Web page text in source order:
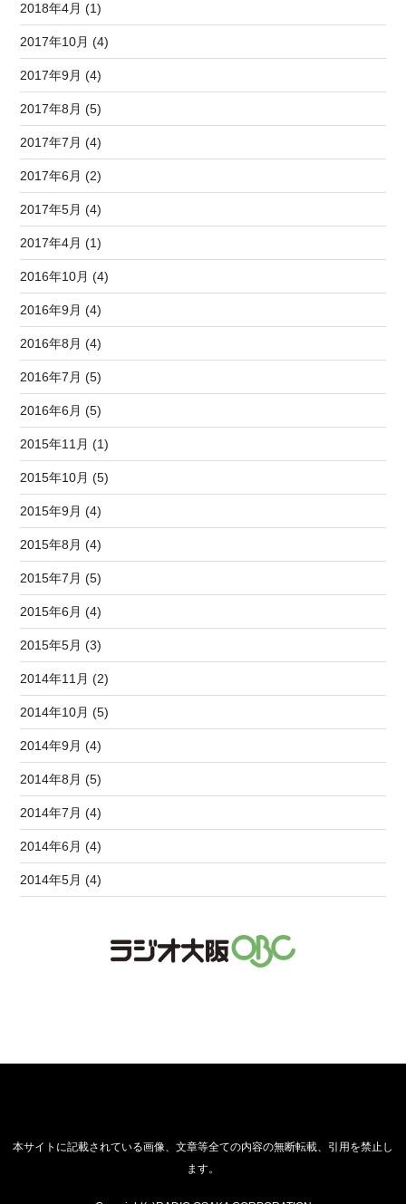
2018年4月 (1)
2017年10月 (4)
2017年9月 (4)
2017年8月 (5)
2017年7月 (4)
2017年6月 (2)
2017年5月 (4)
2017年4月 (1)
2016年10月 (4)
2016年9月 (4)
2016年8月 (4)
2016年7月 (5)
2016年6月 (5)
2015年11月 (1)
2015年10月 (5)
2015年9月 (4)
2015年8月 (4)
2015年7月 (5)
2015年6月 (4)
2015年5月 (3)
2014年11月 (2)
2014年10月 (5)
2014年9月 (4)
2014年8月 (5)
2014年7月 (4)
2014年6月 (4)
2014年5月 (4)
本サイトに記載されている画像、文章等全ての内容の無断転載、引用を禁止し
ます。